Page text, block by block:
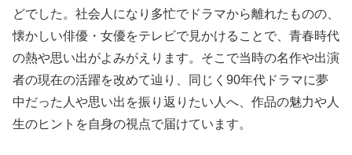
どでした。社会人になり多忙でドラマから離れたものの、
懐かしい俳優・女優をテレビで見かけることで、青春時代
の熱や思い出がよみがえります。そこで当時の名作や出演
者の現在の活躍を改めて辿り、同じく90年代ドラマに夢
中だった人や思い出を振り返りたい人へ、作品の魅力や人
生のヒントを自身の視点で届けています。